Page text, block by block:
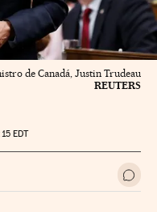
de Canadá, Justin Trudeau
REUTERS
EDT
Ir a